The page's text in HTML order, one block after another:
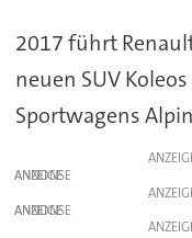
2017 führt
neuen SUV
Sportwagens
ANZEIGE
ANZEIGE